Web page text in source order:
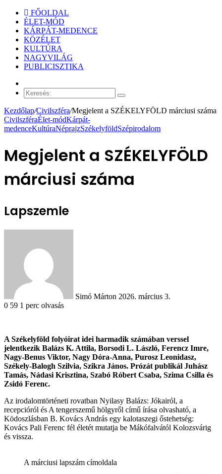
FŐOLDAL
ÉLET-MÓD
KÁRPÁT-MEDENCE
KÖZÉLET
KULTÚRA
NAGYVILÁG
PUBLICISZTIKA
cikk
Keresés:
Kezdőlap/Civilszféra/Megjelent a SZÉKELYFÖLD márciusi száma
CivilszféraÉlet-módKárpát-
medenceKultúraNéprajzSzékelyföldSzépirodalom
Megjelent a SZÉKELYFÖLD
márciusi száma
Lapszemle
Simó Márton 2026. március 3.
0 59 1 perc olvasás
A Székelyföld folyóirat idei harmadik számában verssel
jelentkezik Balázs K. Attila, Borsodi L. László, Ferencz Imre,
Nagy-Benus Viktor, Nagy Dóra-Anna, Purosz Leonidasz,
Székely-Balogh Szilvia, Szikra János. Prózát publikál Juhász
Tamás, Nádasi Krisztina, Szabó Róbert Csaba, Szima Csilla és
Zsidó Ferenc.
Az irodalomtörténeti rovatban Nyilasy Balázs: Jókairól, a
recepcióról és A tengerszemű hölgyről című írása olvasható, a
Ködoszlásban B. Kovács András egy kalotaszegi őstehetség:
Kovács Pali Ferenc fél életét mutatja be Mákófalvától Kolozsvárig
és vissza.
A márciusi lapszám címoldala